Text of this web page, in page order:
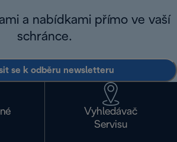
a nabídkami přímo ve vaší
schránce.
se k odběru newsletteru
Vyhledávač
Servisu